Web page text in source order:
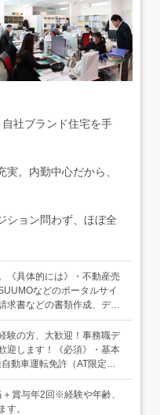
社ブランド住宅を手
。内勤中心だから、
ション問わず、ほぼ全
《具体的には》・不動産売
などのポータルサイ
求書などの書類作成、デー
事… 自社HP・SNS・ブロ
般事務に関わるお仕事… 来
務など現在、事務スタッフ
先輩スタッフもみんな未
、1つ1つのお仕事について
験の方、大歓迎！事務職デ
迎します！《必須》・基本
動車運転免許（AT限定
転する場合があります事務
築など、色々なポジション
です。和気あいあいとした
賞与年2回※経験や年齢、
す。